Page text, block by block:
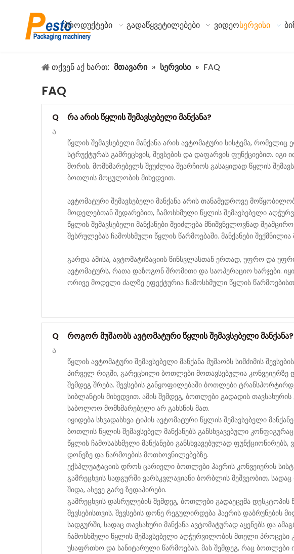
პროდუქტები გადაწყვეტილებები ვიდეოსერვისი
თქვენ აქ ხართ: მთავარი » სერვისი » FAQ
FAQ
Q
რა არის წყლის შემავსებელი მანქანა?
ა
წყლის შემავსებელი მანქანა არის ავტომატური სისტემა,
სტრუქტურას გამრეცხვის, შევსების და დაფარვის ფუნქციებით.
შორის. მომხმარებელს შეუძლია შეარჩიოს გასაყიდად წყლის
ბოთლის მოცულობის მიხედვით.
ავტომატური შემავსებელი მანქანა არის თანამედროვე
მოდელებთან შედარებით, ჩამოსხმული წყლის შემავსებელი
წყლის შემავსებელი მანქანები შეიძლება მნიშვნელოვნად
შესრულებას ჩამოსხმული წყლის წარმოებაში. მანქანები
გარდა ამისა, ავტომატიზაციის წინსვლასთან ერთად, უფრო და
ავტომატურს, რათა დაზოგონ შრომითი და საოპერაციო ხარჯები.
ორივე მოდელი ძალზე ეფექტურია ჩამოსხმული წყლის
Q
როგორ მუშაობს ავტომატური წყლის შემავსებელი მანქანა?
ა
წყლის ავტომატური შემავსებელი მანქანა მუშაობს სიმძიმის
პირველ რიგში, გარეცხილი ბოთლები მოთავსებულია კონვეიერზე
შემდეგ შრება. შევსების განყოფილებაში ბოთლები
სიბლანტის მიხედვით. ამის შემდეგ, ბოთლები გადადის
საბოლოო მომხმარებელი არ გახსნის მათ.
იყიდება სხვადასხვა ტიპის ავტომატური წყლის შემავსებელი
ბოთლის წყლის შემავსებელ მანქანებს განსხვავებული
წყლის ჩამოსასხმელი მანქანები განსხვავებულად
დონეზე და წარმოების მოთხოვნილებებზე.
ექსპლუატაციის დროს ცარიელი ბოთლები ჰაერის კონვეიერის
გამრეცხვის სადგურში ვარსკვლავიანი ბორბლის მეშვეობით,
შიდა, ასევე გარე ზედაპირები.
გამრეცხვის დასრულების შემდეგ, ბოთლები გადაეცემა დესკტოპის
შევსებისთვის. შევსების დონე რეგულირდება ჰაერის
სადგურში, სადაც თავსახური მანქანა ავტომატურად აყენებს და
ჩამოსხმული წყლის შემავსებელი აღჭურვილობის მთელი პროცესი
უსაფრთხო და სანიტარული წარმოებას. მას შემდეგ, რაც ბოთლები